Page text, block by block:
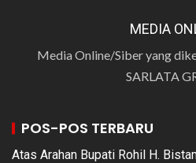
MEDIA
Media Online/Siber yang
SARLATA
POS-POS TERBARU
Atas Arahan Bupati Rohil H.